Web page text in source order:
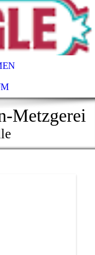
Metzgerei